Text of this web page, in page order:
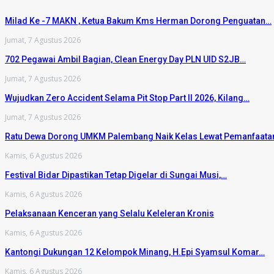
Milad Ke -7 MAKN , Ketua Bakum Kms Herman Dorong Penguatan…
Jumat, 7 Agustus 2026
702 Pegawai Ambil Bagian, Clean Energy Day PLN UID S2JB…
Jumat, 7 Agustus 2026
Wujudkan Zero Accident Selama Pit Stop Part II 2026, Kilang…
Jumat, 7 Agustus 2026
Ratu Dewa Dorong UMKM Palembang Naik Kelas Lewat
Kamis, 6 Agustus 2026
Festival Bidar Dipastikan Tetap Digelar di Sungai Musi,…
Kamis, 6 Agustus 2026
Pelaksanaan Kenceran yang Selalu Keleleran Kronis
Kamis, 6 Agustus 2026
Kantongi Dukungan 12 Kelompok Minang, H.Epi Syamsul Komar…
Kamis, 6 Agustus 2026